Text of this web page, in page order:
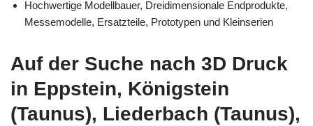
Hochwertige Modellbauer, Dreidimensionale Endprodukte,
Messemodelle, Ersatzteile, Prototypen und Kleinserien
Auf der Suche nach 3D Druck
in Eppstein, Königstein
(Taunus), Liederbach (Taunus),